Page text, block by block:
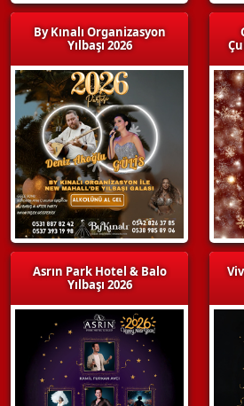
By Kınalı Organizasyon
Yılbaşı 2026
Asrın Park Hotel & Balo
Yılbaşı 2026